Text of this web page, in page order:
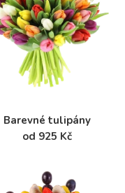
Barevné tulipány
od 925 Kč